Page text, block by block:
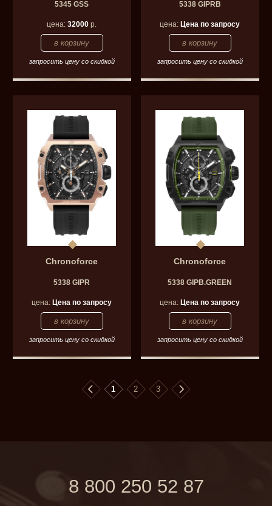
5345 GSS
цена:32000 р.
запросить цену со скидкой
5338 GIPRB
цена:Цена по запросу
запросить цену со скидкой
Chronoforce
5338 GIPR
цена:Цена по запросу
запросить цену со скидкой
Chronoforce
5338 GIPB.GREEN
цена:Цена по запросу
запросить цену со скидкой
1 2 3
8 800 250 52 87